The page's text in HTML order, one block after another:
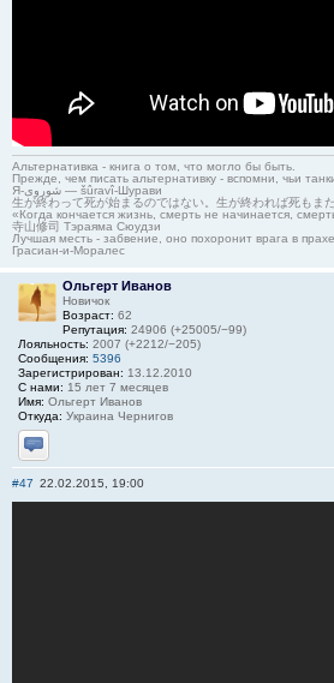
Альтернативка - книга о том, что могло бы быть.
Прежде, чем писать альтернативку - вспомни, чьи
Я-شوروی — šûravî-Шурави
生が終わって死が始まるのではない。生が終われば死もま
«Когда кончается жизнь, смерть не начинается,
寺山修司 Тэраяма Сюудзи
Лучшая месть - забвение, оно похоронит врага в
Грасиан-и-Моралес
Ольгерт Иванов
Новичок
Возраст: 62
Репутация: 24906 (+25005/−99)
Лояльность: 2007 (+2212/−205)
Сообщения: 5396
Зарегистрирован: 13.12.2010
С нами: 15 лет 7 месяцев
Имя: Ольгерт Иванов
Откуда: Украина Чернигов
Отправить личное сообщение
#47 22.02.2015, 19:00